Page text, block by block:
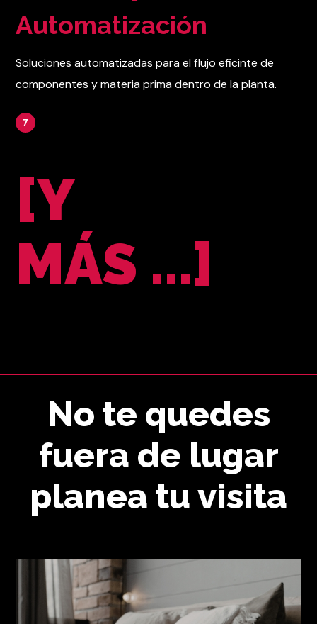
Automatización
Soluciones automatizadas para el flujo eficinte de
componentes y materia prima dentro de la planta.
7
[Y
MÁS ...]
No te quedes
fuera de lugar
planea tu visita